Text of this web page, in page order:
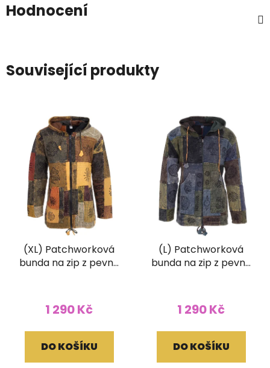
Hodnocení
Související produkty
(XL) Patchworková
bunda na zip z pevné
1 290 Kč
DO KOŠÍKU
(L) Patchworková
bunda na zip z pevné
1 290 Kč
DO KOŠÍKU